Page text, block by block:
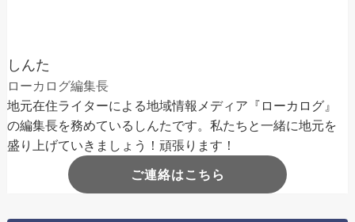
しんた
ローカログ編集長
地元在住ライターによる地域情報メディア『ローカログ』
の編集長を務めているしんたです。私たちと一緒に地元を
盛り上げていきましょう！頑張ります！
ご連絡はこちら